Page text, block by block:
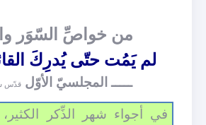
من خواصِّ السّوَر
لم يَمُت حتّى يُدرِكَ
ـــــ المجلسيّ الأوّل قدّس
في أجواء شهر الذِّكر